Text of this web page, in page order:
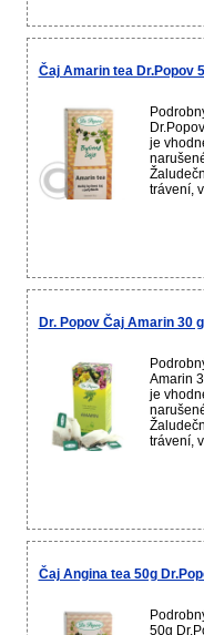
Čaj Amarin tea Dr.Popov
je
trávení,
Dr. Popov Čaj Amarin 30 g
Amarin
je
trávení,
Čaj Angina tea 50g
50g